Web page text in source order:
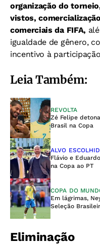
organização do
vistos,
comerciais da FIFA,
igualdade de gênero,
incentivo à
Leia Também:
REVOLTA
Zé Felipe
Brasil na Copa
ALVO
Flávio e
na Copa ao PT
COPA DO
Em lágrimas,
Seleção
Eliminação